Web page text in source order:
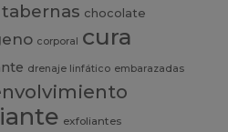
chocolate
corporal
cura
drenaje linfático embarazadas
exfoliantes